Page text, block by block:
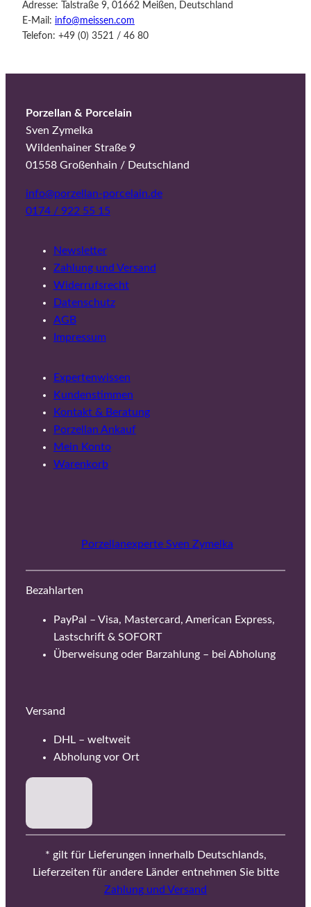
Adresse: Talstraße 9, 01662 Meißen, Deutschland
E-Mail: info@meissen.com
Telefon: +49 (0) 3521 / 46 80
Porzellan & Porcelain
Sven Zymelka
Wildenhainer Straße 9
01558 Großenhain / Deutschland
info@porzellan-porcelain.de
0174 / 922 55 15
Newsletter
Zahlung und Versand
Widerrufsrecht
Datenschutz
AGB
Impressum
Expertenwissen
Kundenstimmen
Kontakt & Beratung
Porzellan Ankauf
Mein Konto
Warenkorb
Porzellanexperte Sven Zymelka
Bezahlarten
PayPal – Visa, Mastercard, American Express,
Lastschrift & SOFORT
Überweisung oder Barzahlung – bei Abholung
Versand
DHL – weltweit
Abholung vor Ort
* gilt für Lieferungen innerhalb Deutschlands,
Lieferzeiten für andere Länder entnehmen Sie bitte
Zahlung und Versand